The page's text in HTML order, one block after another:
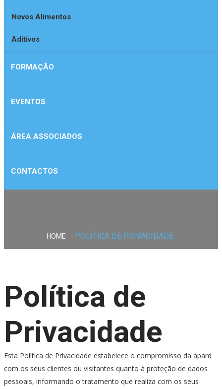
Novos Alimentos
Aditivos
FORMAÇÃO
EVENTOS
ÁREA ASSOCIADOS
CONTACTOS
HOME POLÍTICA DE PRIVACIDADE
Política de
Privacidade
Esta Política de Privacidade estabelece o compromisso da apard
com os seus clientes ou visitantes quanto à proteção de dados
pessoais, informando o tratamento que realiza com os seus